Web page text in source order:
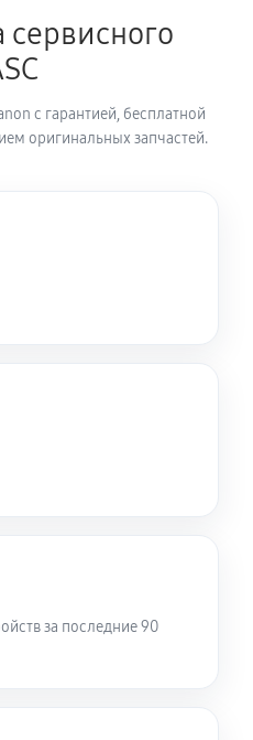
Canon EOS 650D
60 минут
с гарантией, бесплатной
оригинальных запчастей.
за последние 90